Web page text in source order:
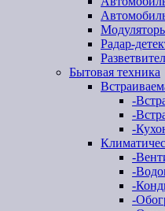
Радар-
Бытовая техника
-
-
-
-
-
-
-